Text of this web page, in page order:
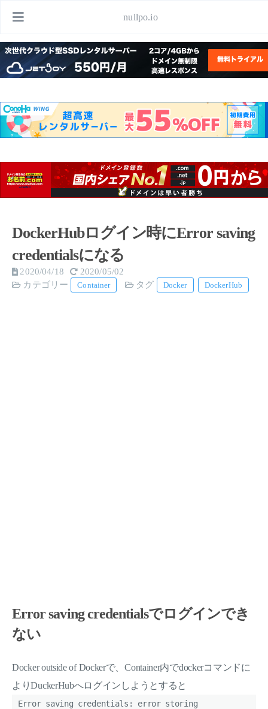
nullpo.io
DockerHubログイン時にError saving
credentialsになる
2020/04/18
2020/05/02
カテゴリー
Container タグ Docker DockerHub
Error saving credentialsでログインでき
ない
Docker outside of Dockerで、Container内でdockerコマンドに
よりDuckerHubへログインしようとすると
Error saving credentials: error storing